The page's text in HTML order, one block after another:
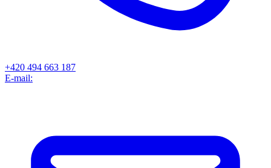
+420 494 663 187
E-mail: